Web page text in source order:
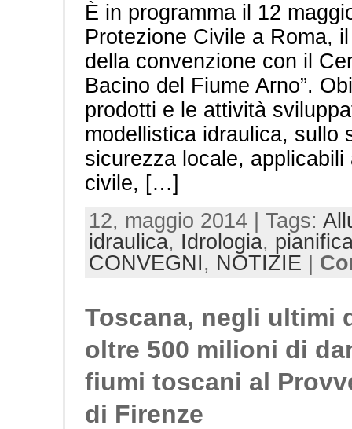
È in programma il 12
Protezione Civile a Roma,
della convenzione con il
Bacino del Fiume Arno”.
prodotti e le attività
modellistica idraulica, sullo
sicurezza locale,
civile, […]
12, maggio 2014 | Tags:
idraulica, Idrologia,
CONVEGNI, NOTIZIE
Toscana, negli ultimi
oltre 500 milioni di
fiumi toscani al
di Firenze